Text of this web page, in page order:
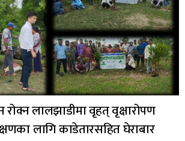
रोक्न लालझाडीमा वृहत् वृक्षारोपण
लागि काडेतारसहित घेराबार